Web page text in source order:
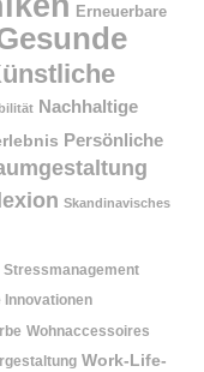
Erneuerbare
Nachhaltige
Persönliche
Skandinavisches
Stressmanagement
Innovationen
Wohnaccessoires
Work-Life-